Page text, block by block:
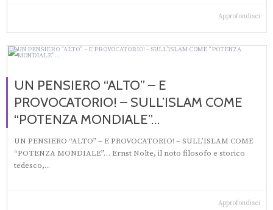
Approfondisci
UN PENSIERO “ALTO” – E
PROVOCATORIO! – SULL’ISLAM COME
“POTENZA MONDIALE”…
UN PENSIERO “ALTO” – E PROVOCATORIO! – SULL’ISLAM COME
“POTENZA MONDIALE”… Ernst Nolte, il noto filosofo e storico
tedesco,...
Approfondisci